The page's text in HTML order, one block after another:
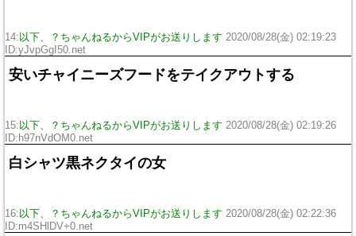
14: 以下、？ちゃんねるからVIPがお送りします 2020/08/28(金) 02:19:23
ID:yJvpGgI50.net
安いチャイニーズフードをテイクアウトする
15: 以下、？ちゃんねるからVIPがお送りします 2020/08/28(金) 02:19:26
ID:h97nVdOM0.net
白シャツ黒ネクタイの女
16: 以下、？ちゃんねるからVIPがお送りします 2020/08/28(金) 02:22:36
ID:m4SHlDV+0.net